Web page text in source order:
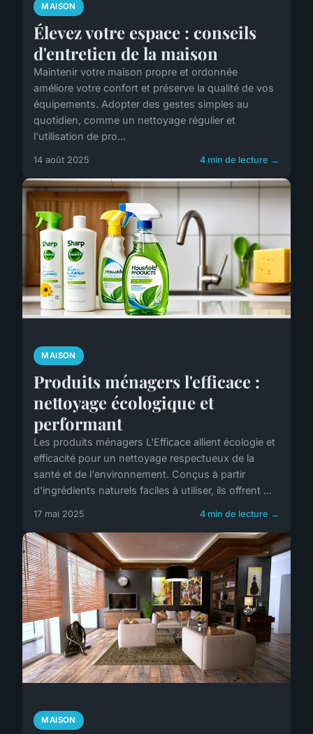
MAISON
Élevez votre espace : conseils
d'entretien de la maison
Maintenir votre maison propre et ordonnée
améliore votre confort et préserve la qualité de vos
équipements. Adopter des gestes simples au
quotidien, comme un nettoyage régulier et
l'utilisation de pro...
14 août 2025 4 min de lecture →
MAISON
Produits ménagers l'efficace :
nettoyage écologique et
performant
Les produits ménagers L'Efficace allient écologie et
efficacité pour un nettoyage respectueux de la
santé et de l'environnement. Conçus à partir
d'ingrédients naturels faciles à utiliser, ils offrent ...
17 mai 2025 4 min de lecture →
MAISON